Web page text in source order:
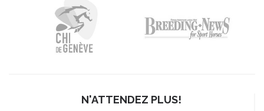
N'ATTENDEZ PLUS!